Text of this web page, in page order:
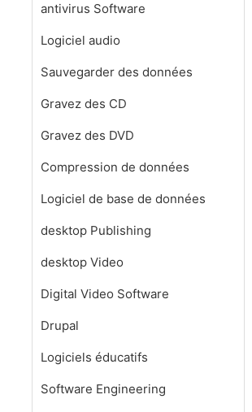
antivirus Software
Logiciel audio
Sauvegarder des données
Gravez des CD
Gravez des DVD
Compression de données
Logiciel de base de données
desktop Publishing
desktop Video
Digital Video Software
Drupal
Logiciels éducatifs
Software Engineering